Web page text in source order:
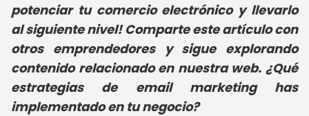
potenciar tu comercio electrónico y llevarlo
al siguiente nivel! Comparte este artículo con
otros emprendedores y sigue explorando
contenido relacionado en nuestra web. ¿Qué
estrategias de email marketing has
implementado en tu negocio?